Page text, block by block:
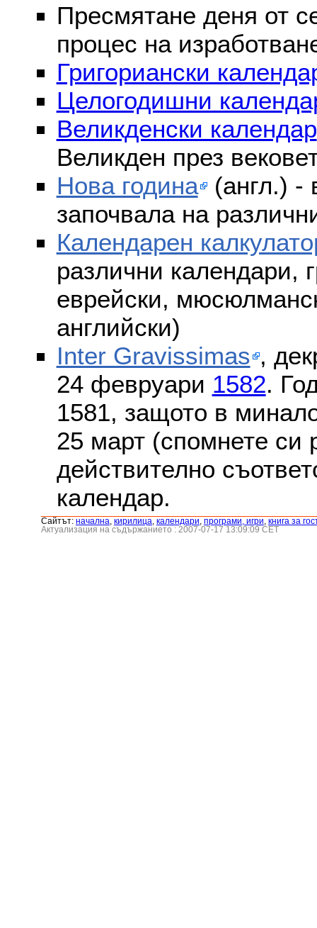
Пресмятане деня от
процес на
Григориански
Целогодишни
Великденски календар
Великден през
Нова година (англ.) -
започвала на
Календарен
различни календари,
еврейски,
английски)
Inter Gravissimas ,
24 февруари 1582.
1581, защото в
25 март (спомнете си
действително
календар.
Сайтът: началнa, кирилица, календари, програми, игри, книга за
Актуализация на съдържанието : 2007-07-17 13:09:09 CET